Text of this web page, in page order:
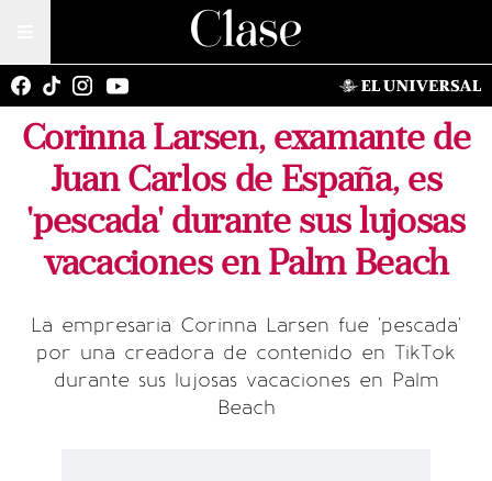
Corinna Larsen, examante de
Juan Carlos de España, es
'pescada' durante sus lujosas
vacaciones en Palm Beach
La empresaria Corinna Larsen fue 'pescada'
por una creadora de contenido en TikTok
durante sus lujosas vacaciones en Palm
Beach